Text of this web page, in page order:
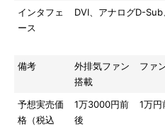
インタフェ
ース
DVI、アナログD-
備考
外排気ファン
搭載
ファ
予想実売価
格（税込
1万3000円前
後
1万円